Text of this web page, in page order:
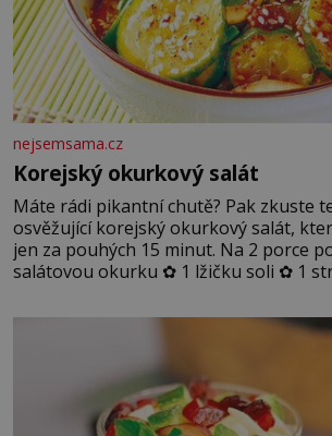
nejsemsama.cz
Korejský okurkový salát
Máte rádi pikantní chutě? Pak zkuste
osvěžující korejský okurkový salát,
jen za pouhých 15 minut. Na 2 porce
salátovou okurku ✿ 1 lžičku soli ✿ 1
sezamového oleje ✿ 1 lžičku chilli ✿ 1
jarní cibulku ✿ 1 lžíci sezamových